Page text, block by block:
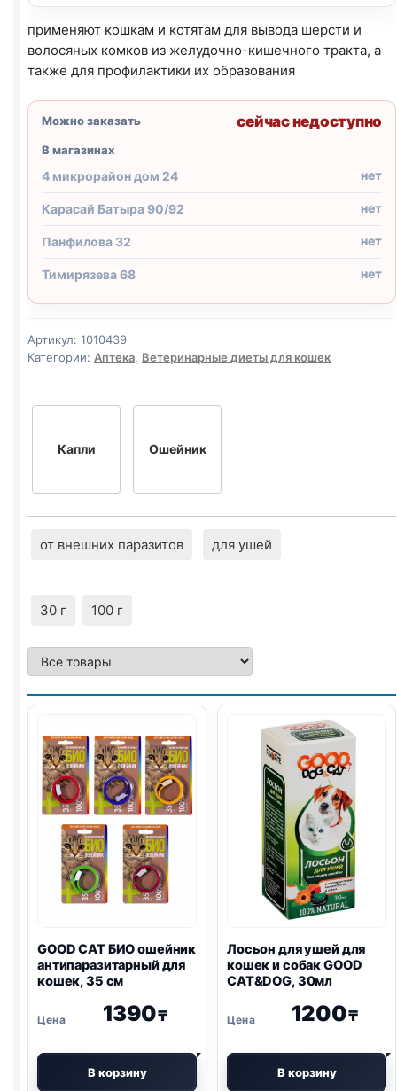
применяют кошкам и котятам для вывода шерсти и
волосяных комков из желудочно-кишечного тракта, а
также для профилактики их образования
Можно заказать сейчас недоступно
В магазинах
4 микрорайон дом 24 нет
Карасай Батыра 90/92 нет
Панфилова 32 нет
Тимирязева 68 нет
Артикул: 1010439
Категории: Аптека, Ветеринарные диеты для кошек
Капли Ошейник
от внешних паразитов для ушей
30 г 100 г
GOOD CAT БИО ошейник
антипаразитарный для
кошек, 35 см
1390₸
В корзину
Лосьон для ушей для
кошек и собак GOOD
CAT&DOG, 30мл
1200₸
В корзину